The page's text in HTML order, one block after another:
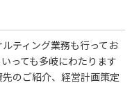
ティング業務も行ってお
っても多岐にわたります
のご紹介、経営計画策定